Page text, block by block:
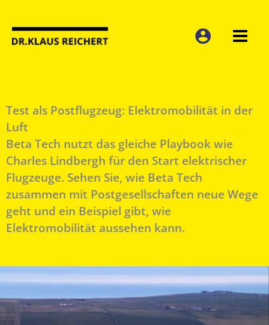
Inhalt
springen
Test als Postflugzeug: Elektromobilität in der
Luft
Beta Tech nutzt das gleiche Playbook wie
Charles Lindbergh für den Start elektrischer
Flugzeuge. Sehen Sie, wie Beta Tech
zusammen mit Postgesellschaften neue Wege
geht und ein Beispiel gibt, wie
Elektromobilität aussehen kann.